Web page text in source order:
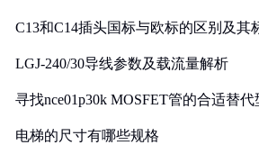
C13和C14插头国标与欧标的区别及其
LGJ-240/30导线参数及载流量解析
寻找nce01p30k MOSFET管的合适替代
电梯的尺寸有哪些规格